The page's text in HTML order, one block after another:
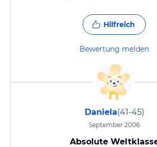
Hilfreich
Bewertung melden
Daniela(41-45)
September 2006
Absolute